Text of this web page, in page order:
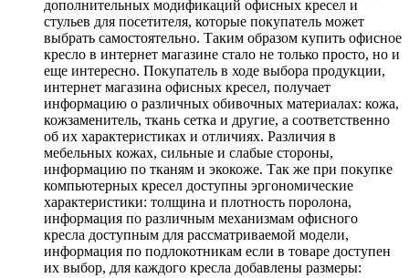
дополнительных модификаций офисных кресел и
стульев для посетителя, которые покупатель может
выбрать самостоятельно. Таким образом купить офисное
кресло в интернет магазине стало не только просто, но и
еще интересно. Покупатель в ходе выбора продукции,
интернет магазина офисных кресел, получает
информацию о различных обивочных материалах: кожа,
кожзаменитель, ткань сетка и другие, а соответственно
об их характеристиках и отличиях. Различия в
мебельных кожах, сильные и слабые стороны,
информацию по тканям и экокоже. Так же при покупке
компьютерных кресел доступны эргономические
характеристики: толщина и плотность поролона,
информация по различным механизмам офисного
кресла доступным для рассматриваемой модели,
информация по подлокотникам если в товаре доступен
их выбор, для каждого кресла добавлены размеры: